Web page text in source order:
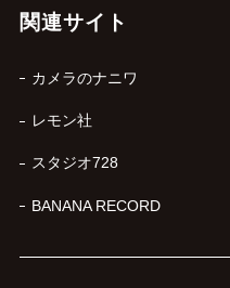
関連サイト
カメラのナニワ
レモン社
スタジオ728
BANANA RECORD